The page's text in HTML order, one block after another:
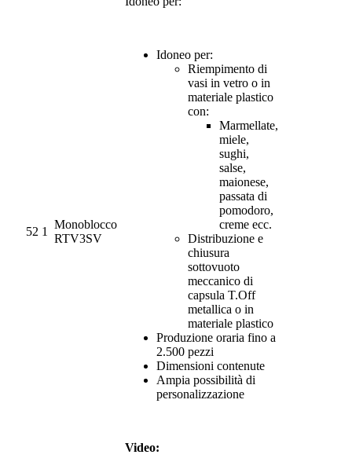
52 1
Monoblocco
RTV3SV
Idoneo per:
Riempimento di
vasi in vetro o in
materiale plastico
con:
Marmellate,
miele,
sughi,
salse,
maionese,
passata di
pomodoro,
creme ecc.
Distribuzione e
chiusura
sottovuoto
meccanico di
capsula T.Off
metallica o in
materiale plastico
Produzione oraria fino a
2.500 pezzi
Dimensioni contenute
Ampia possibilità di
personalizzazione
Video: